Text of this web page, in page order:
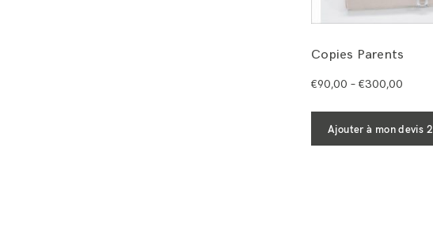
Copies Parents
€90,00 –€300,00
Ajouter à mon devis 2